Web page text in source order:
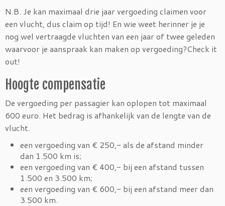
N.B. Je kan maximaal drie jaar vergoeding claimen voor
een vlucht, dus claim op tijd! En wie weet herinner je je
nog wel vertraagde vluchten van een jaar of twee geleden
waarvoor je aanspraak kan maken op vergoeding?Check it
out!
Hoogte compensatie
De vergoeding per passagier kan oplopen tot maximaal
600 euro. Het bedrag is afhankelijk van de lengte van de
vlucht.
een vergoeding van € 250,- als de afstand minder
dan 1.500 km is;
een vergoeding van € 400,- bij een afstand tussen
1.500 en 3.500 km;
een vergoeding van € 600,- bij een afstand meer dan
3.500 km.